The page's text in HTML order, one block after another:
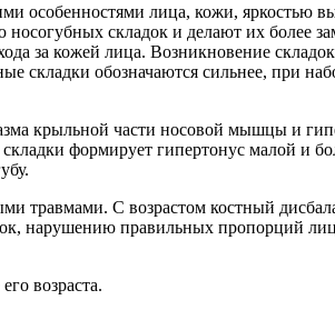
особенностями лица, кожи, яркостью
носогубных складок и делают их более
за кожей лица. Возникновение
складки обозначаются сильнее, при
крыльной части носовой мышцы и
формирует гипертонус малой и
травмами. С возрастом костный
нарушению правильных пропорций
возраста.